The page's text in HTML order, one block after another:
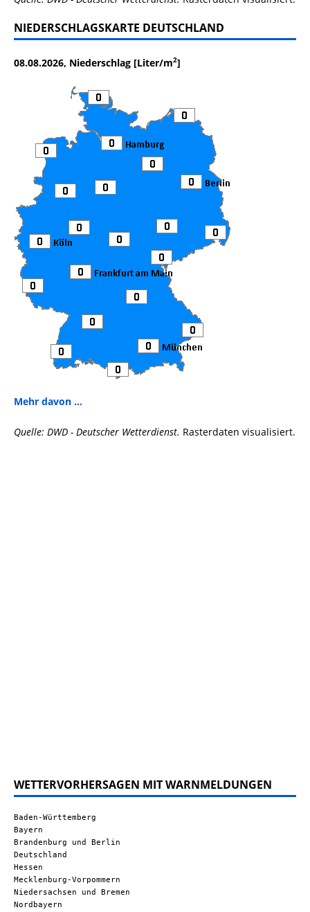
NIEDERSCHLAGSKARTE DEUTSCHLAND
08.08.2026, Niederschlag [Liter/m2]
Mehr davon ...
Quelle: DWD - Deutscher Wetterdienst. Rasterdaten visualisiert.
WETTERVORHERSAGEN MIT WARNMELDUNGEN
Baden-Württemberg
Bayern
Brandenburg und Berlin
Deutschland
Hessen
Mecklenburg-Vorpommern
Niedersachsen und Bremen
Nordbayern